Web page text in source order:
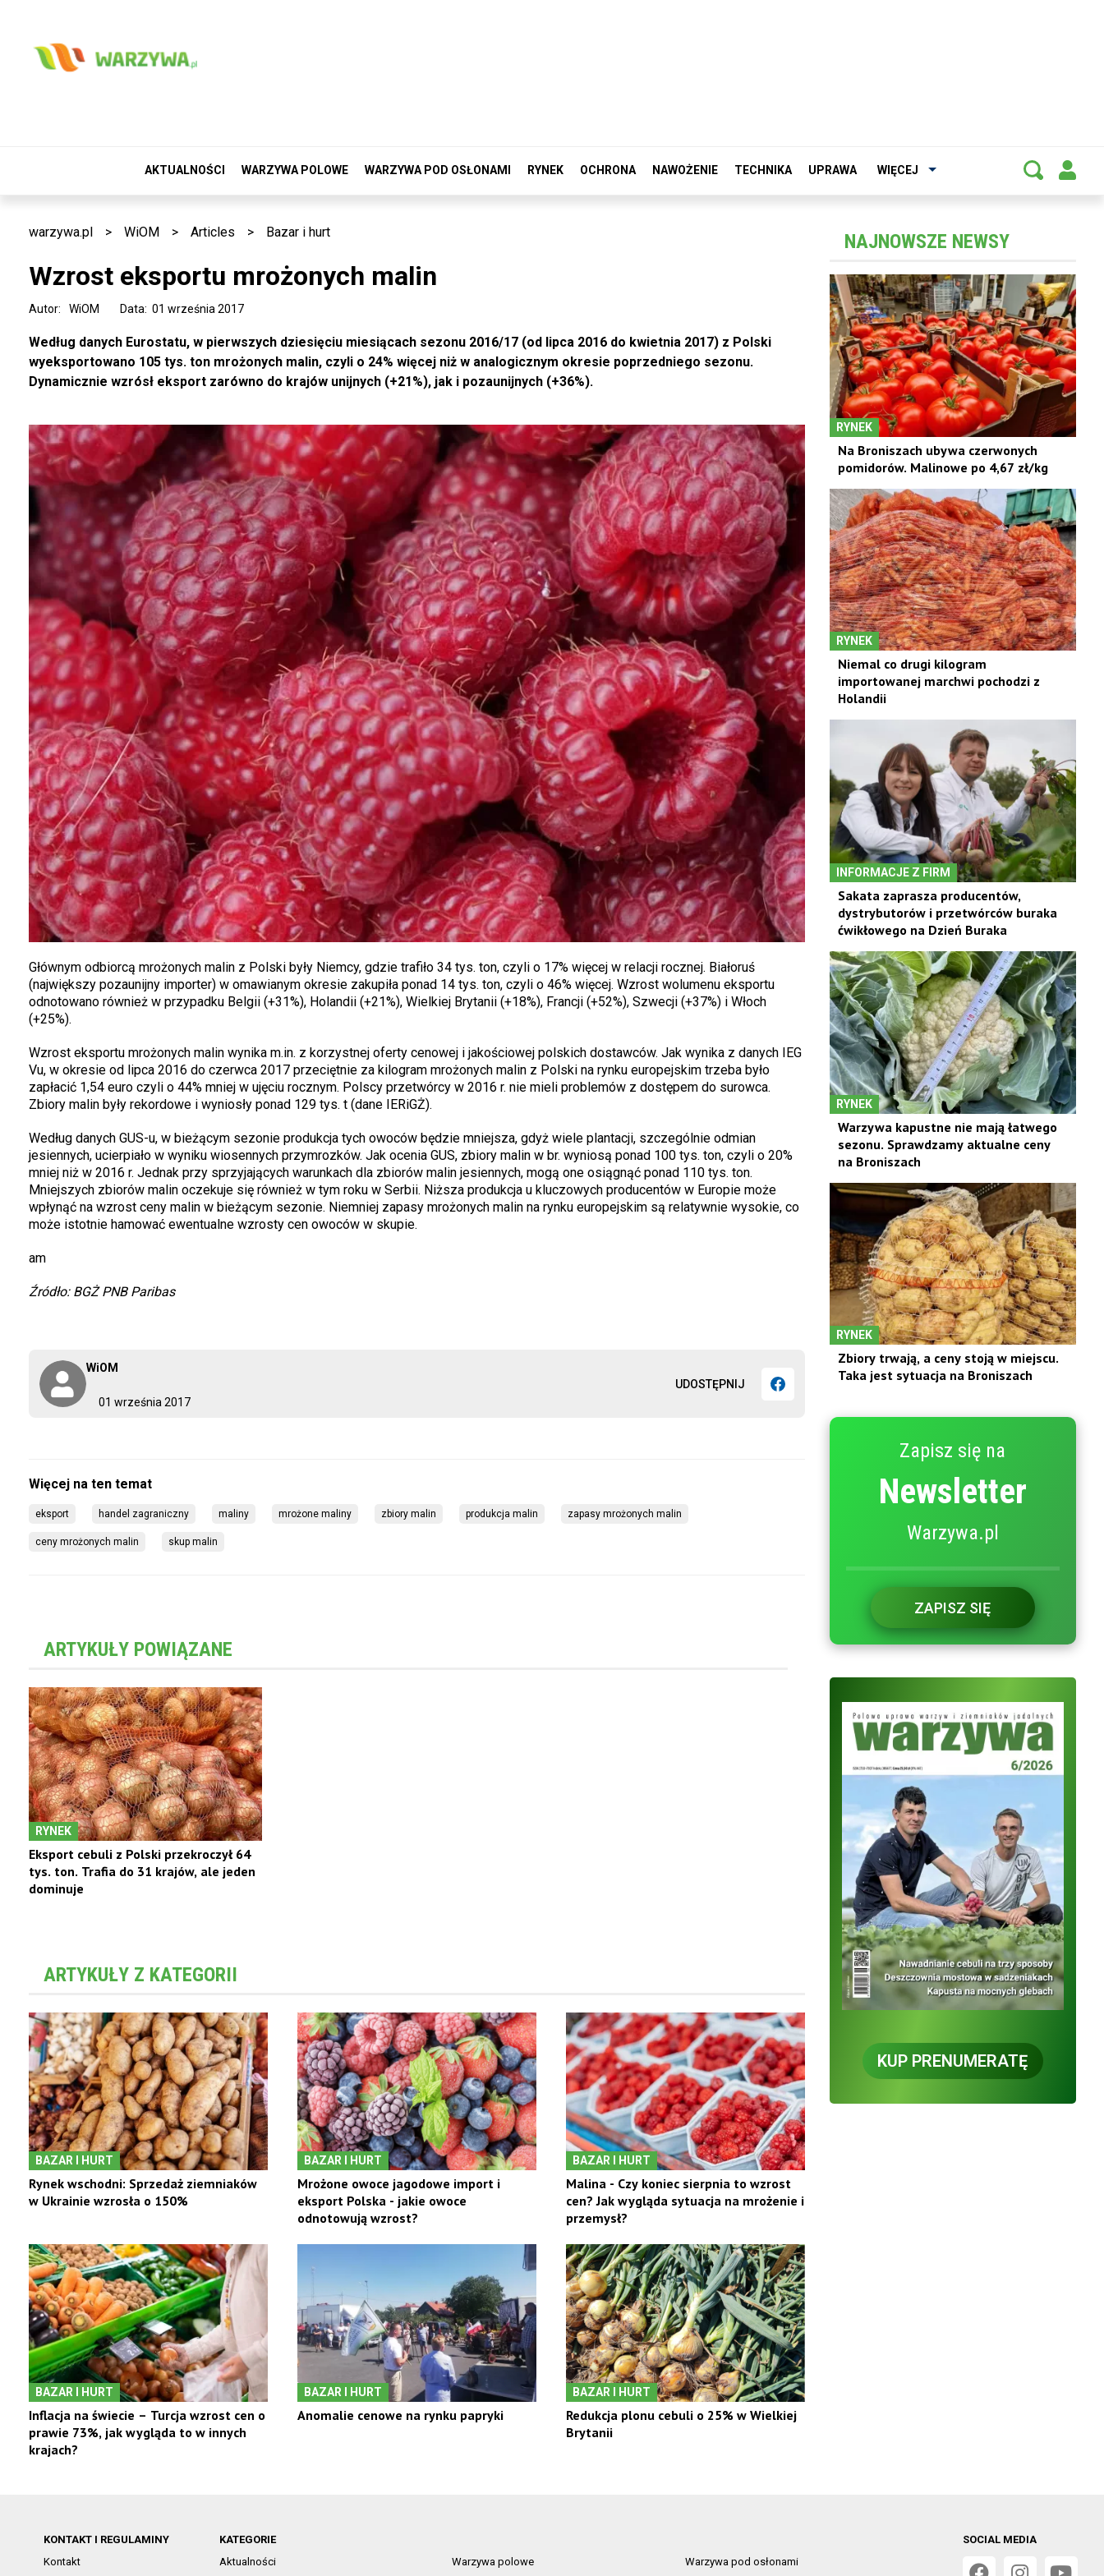
AKTUALNOŚCI WARZYWA POLOWE WARZYWA POD OSŁONAMI RYNEK OCHRONA NAWOŻENIE TECHNIKA UPRAWA WIĘCEJ
warzywa.pl > WiOM > Articles > Bazar i hurt
Wzrost eksportu mrożonych malin
Data: 01 września 2017
Autor: WiOM
01 września 2017
WiOM
UDOSTĘPNIJ
Według danych Eurostatu, w pierwszych dziesięciu miesiącach sezonu 2016/17 (od lipca 2016 do kwietnia 2017) z Polski
wyeksportowano 105 tys. ton mrożonych malin, czyli o 24% więcej niż w analogicznym okresie poprzedniego sezonu.
Dynamicznie wzrósł eksport zarówno do krajów unijnych (+21%), jak i pozaunijnych (+36%).
Głównym odbiorcą mrożonych malin z Polski były Niemcy, gdzie trafiło 34 tys. ton, czyli o 17% więcej w relacji rocznej. Białoruś
(największy pozaunijny importer) w omawianym okresie zakupiła ponad 14 tys. ton, czyli o 46% więcej. Wzrost wolumenu eksportu
odnotowano również w przypadku Belgii (+31%), Holandii (+21%), Wielkiej Brytanii (+18%), Francji (+52%), Szwecji (+37%) i Włoch
(+25%).
Wzrost eksportu mrożonych malin wynika m.in. z korzystnej oferty cenowej i jakościowej polskich dostawców. Jak wynika z danych IEG
Vu, w okresie od lipca 2016 do czerwca 2017 przeciętnie za kilogram mrożonych malin z Polski na rynku europejskim trzeba było
zapłacić 1,54 euro czyli o 44% mniej w ujęciu rocznym. Polscy przetwórcy w 2016 r. nie mieli problemów z dostępem do surowca.
Zbiory malin były rekordowe i wyniosły ponad 129 tys. t (dane IERiGŻ).
Według danych GUS-u, w bieżącym sezonie produkcja tych owoców będzie mniejsza, gdyż wiele plantacji, szczególnie odmian
jesiennych, ucierpiało w wyniku wiosennych przymrozków. Jak ocenia GUS, zbiory malin w br. wyniosą ponad 100 tys. ton, czyli o 20%
mniej niż w 2016 r. Jednak przy sprzyjających warunkach dla zbiorów malin jesiennych, mogą one osiągnąć ponad 110 tys. ton.
Mniejszych zbiorów malin oczekuje się również w tym roku w Serbii. Niższa produkcja u kluczowych producentów w Europie może
wpłynąć na wzrost ceny malin w bieżącym sezonie. Niemniej zapasy mrożonych malin na rynku europejskim są relatywnie wysokie, co
może istotnie hamować ewentualne wzrosty cen owoców w skupie.
am
Źródło: BGŻ PNB Paribas
eksport handel zagraniczny maliny mrożone maliny zbiory malin produkcja malin zapasy mrożonych malin
ceny mrożonych malin skup malin
ARTYKUŁY POWIĄZANE
RYNEK
Eksport cebuli z Polski przekroczył 64
tys. ton. Trafia do 31 krajów, ale jeden
dominuje
ARTYKUŁY Z KATEGORII
BAZAR I HURT
Rynek wschodni: Sprzedaż ziemniaków
w Ukrainie wzrosła o 150%
BAZAR I HURT
Mrożone owoce jagodowe import i
eksport Polska - jakie owoce
odnotowują wzrost?
BAZAR I HURT
Malina - Czy koniec sierpnia to wzrost
cen? Jak wygląda sytuacja na mrożenie i
przemysł?
BAZAR I HURT
Inflacja na świecie – Turcja wzrost cen o
prawie 73%, jak wygląda to w innych
krajach?
BAZAR I HURT
Anomalie cenowe na rynku papryki
BAZAR I HURT
Redukcja plonu cebuli o 25% w Wielkiej
Brytanii
NAJNOWSZE NEWSY
RYNEK
Na Broniszach ubywa czerwonych
pomidorów. Malinowe po 4,67 zł/kg
RYNEK
Niemal co drugi kilogram
importowanej marchwi pochodzi z
Holandii
INFORMACJE Z FIRM
Sakata zaprasza producentów,
dystrybutorów i przetwórców buraka
ćwikłowego na Dzień Buraka
RYNEK
Warzywa kapustne nie mają łatwego
sezonu. Sprawdzamy aktualne ceny
na Broniszach
RYNEK
Zbiory trwają, a ceny stoją w miejscu.
Taka jest sytuacja na Broniszach
Zapisz się na
Newsletter
Warzywa.pl
ZAPISZ SIĘ
KUP PRENUMERATĘ
KONTAKT I REGULAMINY
Kontakt
KATEGORIE
Aktualności
Warzywa polowe Warzywa pod osłonami
SOCIAL MEDIA